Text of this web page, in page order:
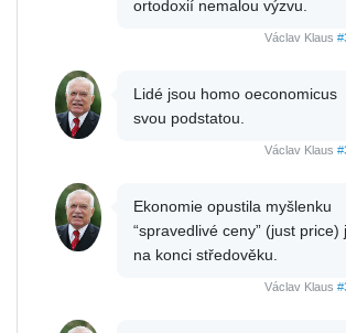
ortodoxií nemalou výzvu.
Václav Klaus
Lidé jsou homo oeconomicus
svou podstatou.
Václav Klaus
Ekonomie opustila myšlenku
“spravedlivé ceny” (just price)
na konci středověku.
Václav Klaus